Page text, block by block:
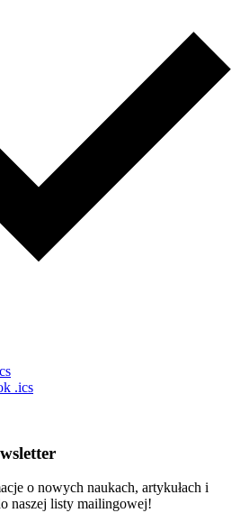
.ics
o nowych naukach, artykułach i
naszej listy mailingowej!